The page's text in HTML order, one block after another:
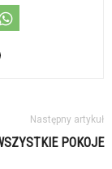
Następny artykuł
POKOJE